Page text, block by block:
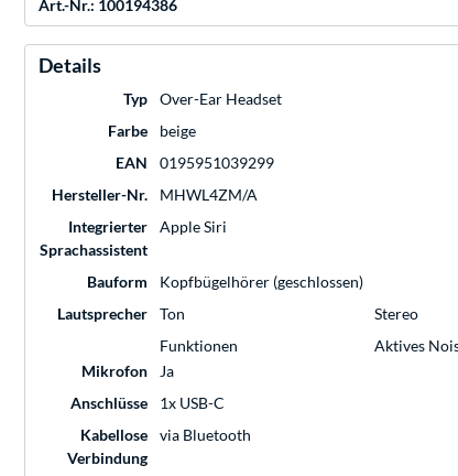
Art.-Nr.: 100194386
Details
Typ
Over-Ear Headset
Farbe
beige
EAN
0195951039299
Hersteller-Nr.
MHWL4ZM/A
Integrierter
Sprachassistent
Apple Siri
Bauform
Kopfbügelhörer (geschlossen)
Lautsprecher
Ton
Stereo
Funktionen
Aktives
Mikrofon
Ja
Anschlüsse
1x USB-C
Kabellose
Verbindung
via Bluetooth